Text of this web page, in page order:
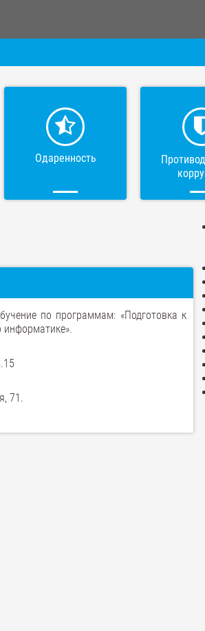
Одаренность
по программам: «Подготовка к
информатике».
71.